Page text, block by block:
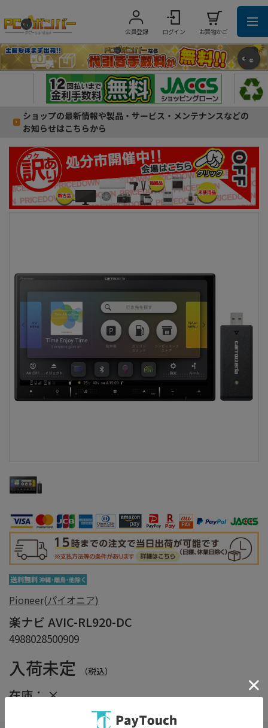
会員登録 ログイン お買物かご
ショップの最新情報や製品・サービス・メンテナンスなどの
お知らせはこちらから
Pioneer(パイオニア)
楽ナビ AVIC-RL920-DC
4988028500909
入荷未定 （税込）
在庫：×